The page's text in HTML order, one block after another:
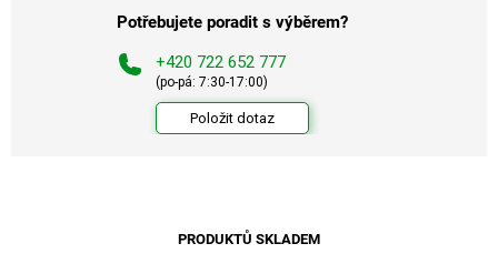
Potřebujete poradit s výběrem?
+420 722 652 777
(po-pá: 7:30-17:00)
Položit dotaz
PRODUKTŮ SKLADEM